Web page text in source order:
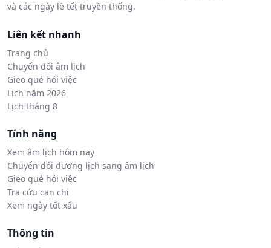
và các ngày lễ tết truyền thống.
Liên kết nhanh
Trang chủ
Chuyển đổi âm lịch
Gieo quẻ hỏi việc
Lịch năm 2026
Lịch tháng 8
Tính năng
Xem âm lịch hôm nay
Chuyển đổi dương lịch sang âm lịch
Gieo quẻ hỏi việc
Tra cứu can chi
Xem ngày tốt xấu
Thông tin